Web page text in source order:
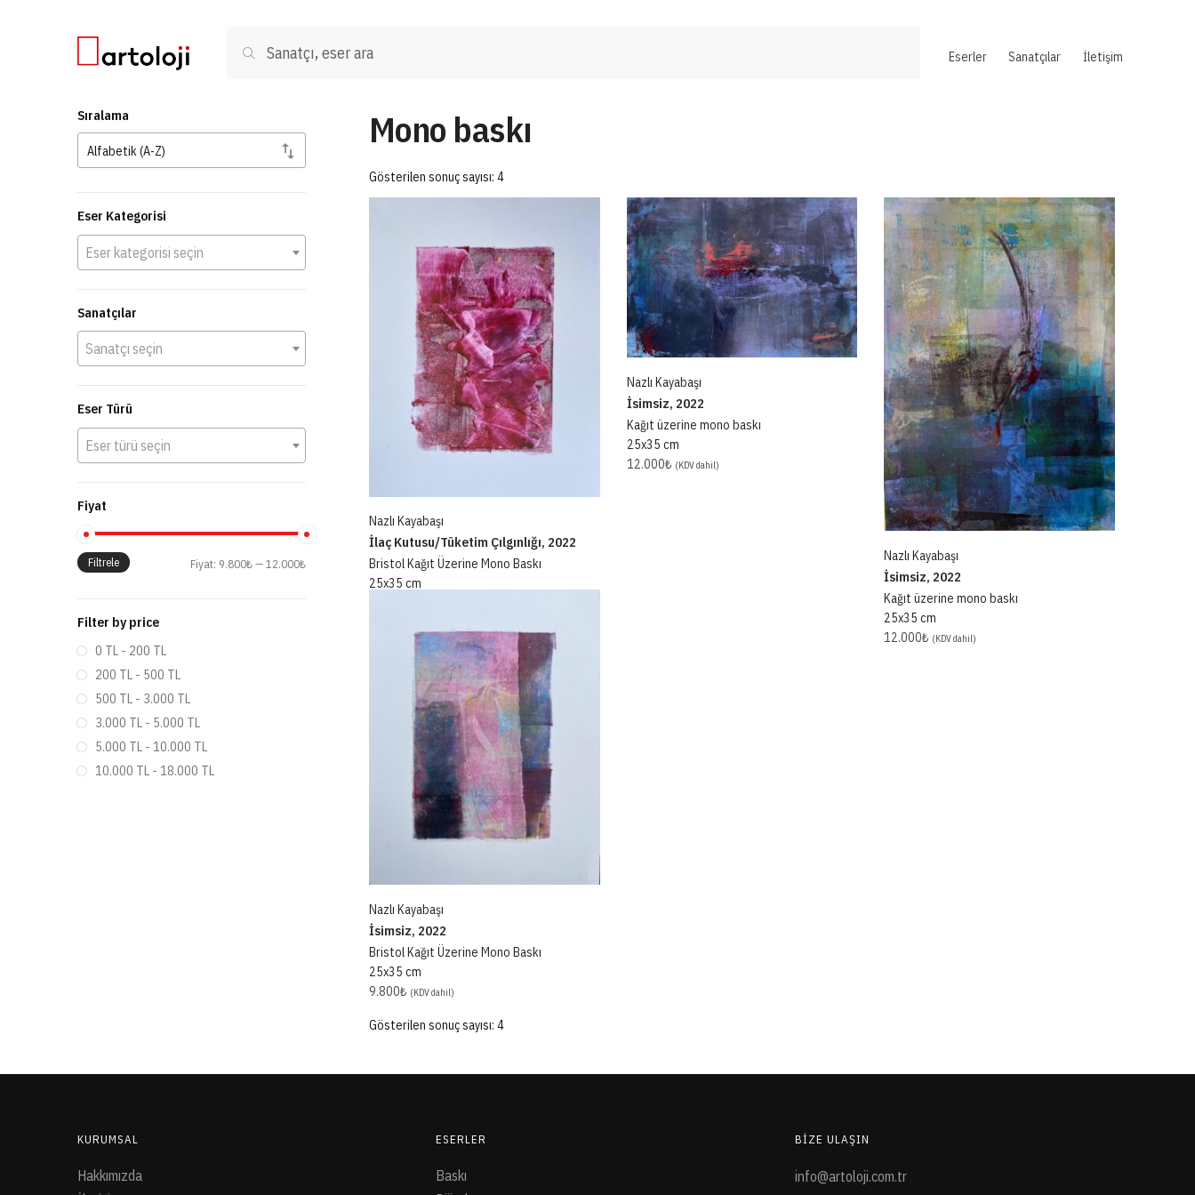
Ara
Eserler Sanatçılar İletişim
Mono baskı
Gösterilen sonuç sayısı: 4
Nazlı Kayabaşı
İlaç Kutusu/Tüketim Çılgınlığı, 2022
Bristol Kağıt Üzerine Mono Baskı
25x35 cm
Nazlı Kayabaşı
İsimsiz, 2022
Kağıt üzerine mono baskı
25x35 cm
12.000₺ (KDV dahil)
Nazlı Kayabaşı
İsimsiz, 2022
Kağıt üzerine mono baskı
25x35 cm
12.000₺ (KDV dahil)
Nazlı Kayabaşı
İsimsiz, 2022
Bristol Kağıt Üzerine Mono Baskı
25x35 cm
9.800₺ (KDV dahil)
Gösterilen sonuç sayısı: 4
Sıralama
Eser Kategorisi
Eser kategorisi seçin
Sanatçılar
Sanatçı seçin
Eser Türü
Eser türü seçin
Fiyat
Filtrele Fiyat: 9.800₺—12.000₺
Filter by price
0 TL - 200 TL
200 TL - 500 TL
500 TL - 3.000 TL
3.000 TL - 5.000 TL
5.000 TL - 10.000 TL
10.000 TL - 18.000 TL
KURUMSAL
Hakkımızda
ESERLER
Baskı
BIZE ULAŞIN
info@artoloji.com.tr